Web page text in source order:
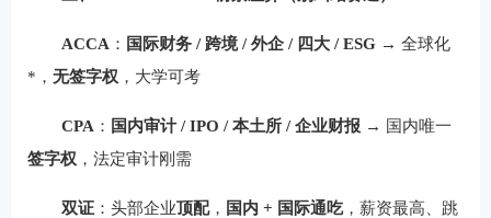
ACCA ： 国际财务 / 跨境 / 外企 / 四大 / ESG→ 全球化
*， 无签字权 ，大学可考
CPA ： 国内审计 / IPO / 本土所 / 企业财报→ 国内唯一
签字权 ，法定审计刚需
双证：头部企业顶配， 国内 + 国际通吃，薪资最高、跳